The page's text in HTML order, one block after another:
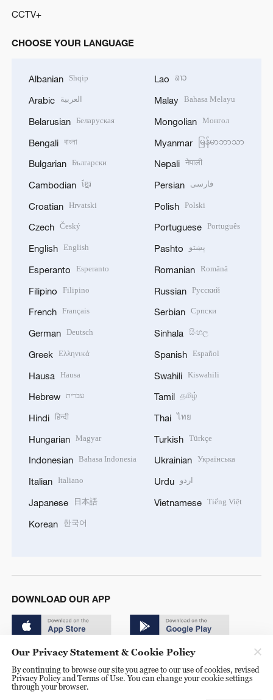
CCTV+
CHOOSE YOUR LANGUAGE
Albanian Shqip
Arabic العربية
Belarusian Беларуская
Bengali বাংলা
Bulgarian Български
Cambodian ខ្មែរ
Croatian Hrvatski
Czech Český
English English
Esperanto Esperanto
Filipino Filipino
French Français
German Deutsch
Greek Ελληνικά
Hausa Hausa
Hebrew עברית
Hindi हिन्दी
Hungarian Magyar
Indonesian Bahasa Indonesia
Italian Italiano
Japanese 日本語
Korean 한국어
Lao ລາວ
Malay Bahasa Melayu
Mongolian Монгол
Myanmar မြန်မာဘာသာ
Nepali नेपाली
Persian فارسی
Polish Polski
Portuguese Português
Pashto پښتو
Romanian Română
Russian Русский
Serbian Српски
Sinhala සිංහල
Spanish Español
Swahili Kiswahili
Tamil தமிழ்
Thai ไทย
Turkish Türkçe
Ukrainian Українська
Urdu اردو
Vietnamese Tiếng Việt
DOWNLOAD OUR APP
© China Radio International.CRI. All Rights Reserved. 16A
Our Privacy Statement & Cookie Policy
By continuing to browse our site you agree to our use of cookies, revised
Privacy Policy and Terms of Use. You can change your cookie settings
through your browser.